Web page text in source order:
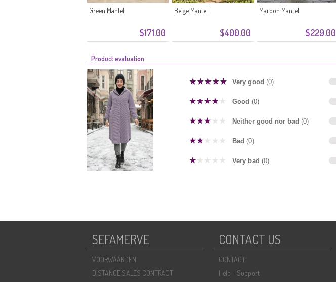
$171.00
Green Mantel
$400.00
Beige Mantel
$229.00
Maroon Mantel
Product evaluation
Very good (0)
Good (0)
Neither good nor bad (0)
Bad (0)
Very bad (0)
SEFAMERVE
VOORWAARDEN
DISTANCE SALES CONTRACT
CONTACT US
CONTACT
Help - Support